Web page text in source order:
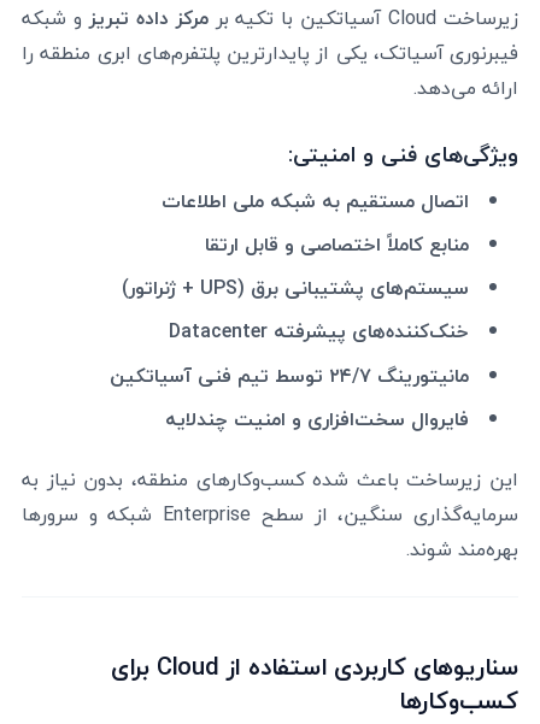
زیرساخت Cloud آسیاتکین با تکیه بر مرکز داده تبریزو شبکه
فیبرنوری آسیاتک، یکی از پایدارترین پلتفرم‌های ابری منطقه را
ارائه می‌دهد.
ویژگی‌های فنی و امنیتی:
اتصال مستقیم به شبکه ملی اطلاعات
منابع کاملاً اختصاصی و قابل ارتقا
سیستم‌های پشتیبانی برق (UPS + ژنراتور)
خنک‌کننده‌های پیشرفته Datacenter
مانیتورینگ ۲۴/۷ توسط تیم فنی آسیاتکین
فایروال سخت‌افزاری و امنیت چندلایه
این زیرساخت باعث شده کسب‌وکارهای منطقه، بدون نیاز به
سرمایه‌گذاری سنگین، از سطح Enterprise شبکه و سرورها
بهره‌مند شوند.
سناریوهای کاربردی استفاده از Cloud برای
کسب‌وکارها